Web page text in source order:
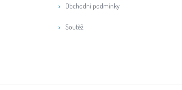
Obchodní podmínky
Soutěž